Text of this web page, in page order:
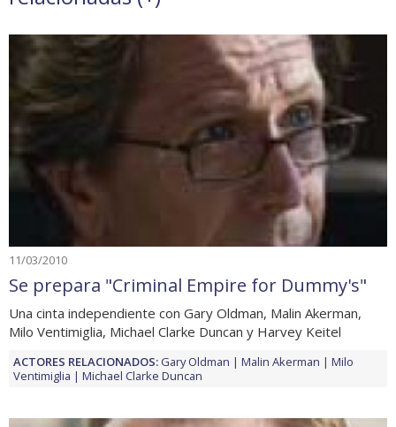
11/03/2010
Se prepara "Criminal Empire for Dummy's"
Una cinta independiente con Gary Oldman, Malin Akerman,
Milo Ventimiglia, Michael Clarke Duncan y Harvey Keitel
ACTORES RELACIONADOS: Gary Oldman Malin Akerman
Milo
Ventimiglia
Michael Clarke Duncan